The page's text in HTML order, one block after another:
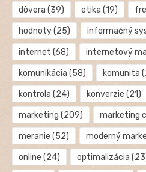
dôvera (39) etika (19)
hodnoty(25) informačný
internet (68) internetový
komunikácia (58) komunita
kontrola (24) konverzie (21)
marketing (209) marketing
meranie (52) moderný
online (24) optimalizácia